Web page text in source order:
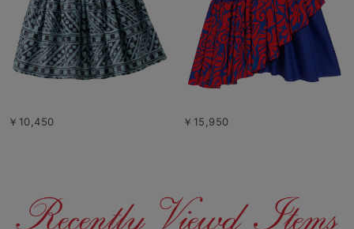
￥10,450 ￥15,950